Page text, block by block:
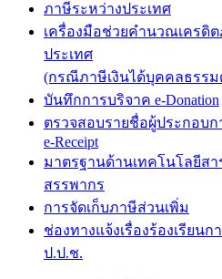
ภาษีระหว่างประเทศ
เครื่องมือช่วยคำนวณเครดิ
ประเทศ
(กรณีภาษีเงินได้บุคคลธรรม
บันทึกการบริจาค e-Donation
ตรวจสอบรายชื่อผู้ประกอบก
e-Receipt
มาตรฐานด้านเทคโนโลยีส
สรรพากร
การจัดเก็บภาษีส่วนเพิ่ม
ช่องทางแจ้งเรื่องร้องเรียน
ป.ป.ช.